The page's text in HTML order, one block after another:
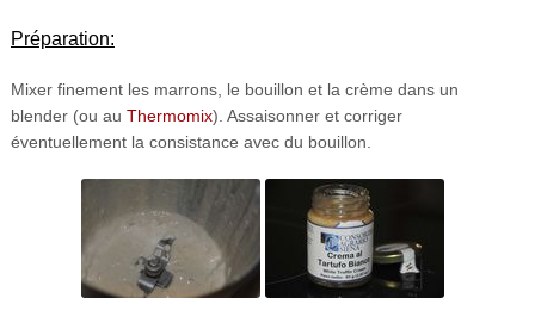
Préparation:
Mixer finement les marrons, le bouillon et la crème dans un
blender (ou au Thermomix). Assaisonner et corriger
éventuellement la consistance avec du bouillon.